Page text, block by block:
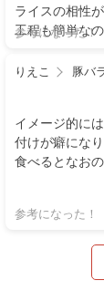
ライスの相性
工程も簡単な
参考になった！
りえこ 豚バ
イメージ的に
付けが癖にな
食べるとなお
参考になった！